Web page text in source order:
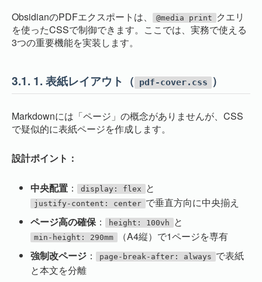
ObsidianのPDFエクスポートは、 @media print クエリ
を使ったCSSで制御できます。ここでは、実務で使える
3つの重要機能を実装します。
3.1. 1. 表紙レイアウト（ pdf-cover.css ）
Markdownには「ページ」の概念がありませんが、CSS
で疑似的に表紙ページを作成します。
設計ポイント：
中央配置 ： display: flex と
justify-content: center で垂直方向に中央揃え
ページ高の確保： height: 100vh と
min-height: 290mm （A4縦）で1ページを専有
強制改ページ ： page-break-after: always で表紙
と本文を分離